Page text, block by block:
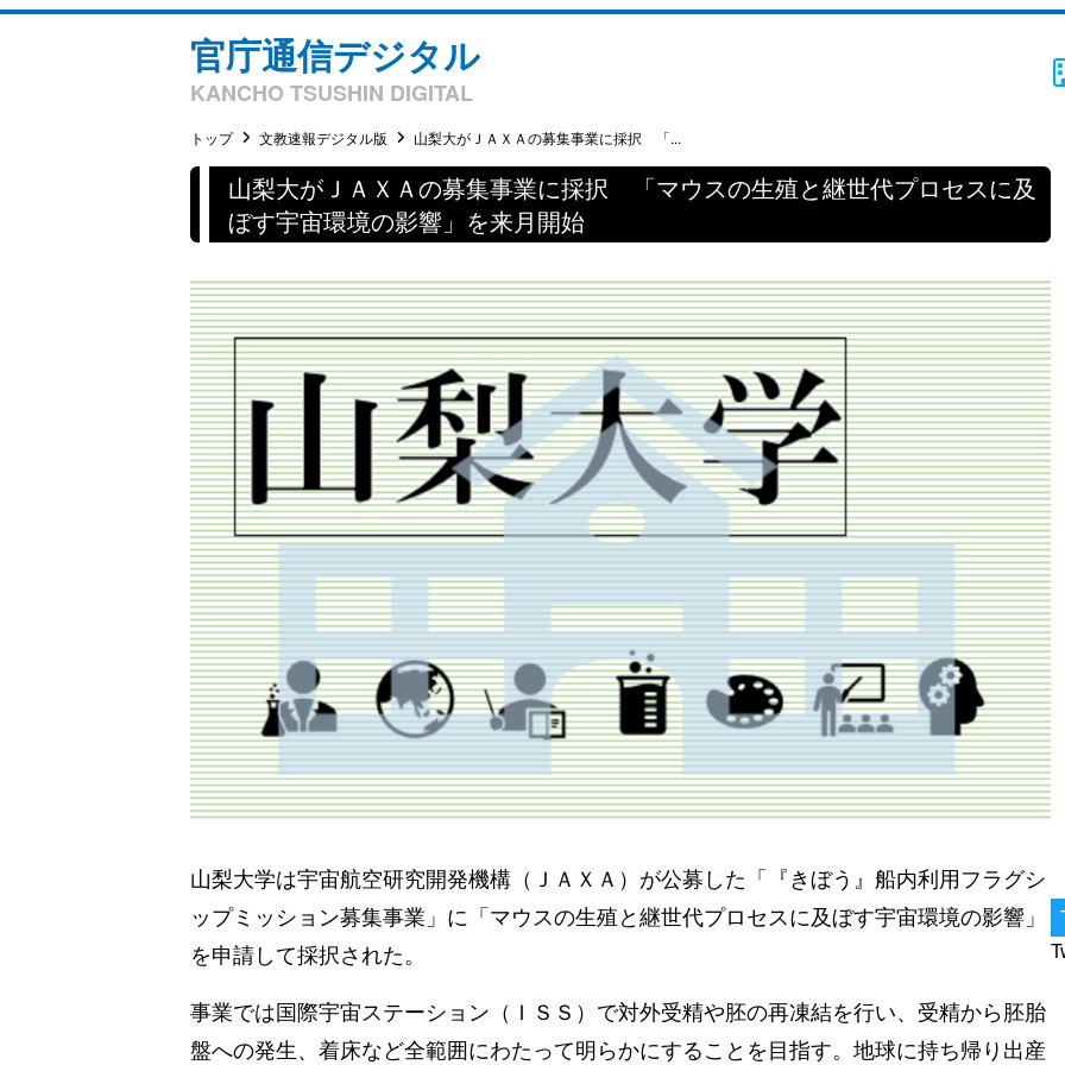
官庁通信デジタル
KANCHO TSUSHIN DIGITAL
トップ 文教速報デジタル版 山梨大がＪＡＸＡの募集事業に採択 「...
山梨大がＪＡＸＡの募集事業に採択 「マウスの生殖と継世代プロセスに及
ぼす宇宙環境の影響」を来月開始
山梨大学は宇宙航空研究開発機構（ＪＡＸＡ）が公募した「『きぼう』船内利用フラグシ
ップミッション募集事業」に「マウスの生殖と継世代プロセスに及ぼす宇宙環境の影響」
を申請して採択された。
事業では国際宇宙ステーション（ＩＳＳ）で対外受精や胚の再凍結を行い、受精から胚胎
盤への発生、着床など全範囲にわたって明らかにすることを目指す。地球に持ち帰り出産